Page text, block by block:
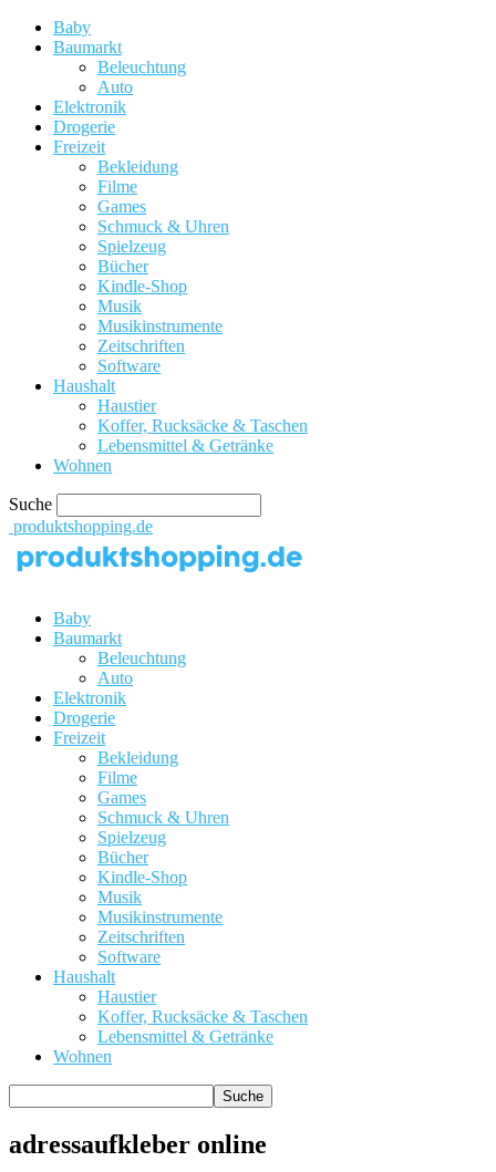
Baby
Baumarkt
Beleuchtung
Auto
Elektronik
Drogerie
Freizeit
Bekleidung
Filme
Games
Schmuck & Uhren
Spielzeug
Bücher
Kindle-Shop
Musik
Musikinstrumente
Zeitschriften
Software
Haushalt
Haustier
Koffer, Rucksäcke & Taschen
Lebensmittel & Getränke
Wohnen
Suche
produktshopping.de
Baby
Baumarkt
Beleuchtung
Auto
Elektronik
Drogerie
Freizeit
Bekleidung
Filme
Games
Schmuck & Uhren
Spielzeug
Bücher
Kindle-Shop
Musik
Musikinstrumente
Zeitschriften
Software
Haushalt
Haustier
Koffer, Rucksäcke & Taschen
Lebensmittel & Getränke
Wohnen
adressaufkleber online